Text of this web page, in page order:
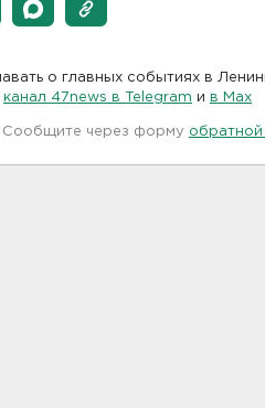
о главных событиях в
канал 47news в Telegram и в Maх
Сообщите через форму обратной